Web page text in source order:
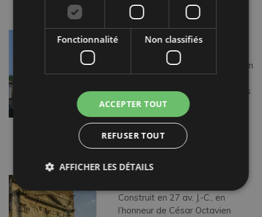
PIAZZA CAVOUR
Deuxième forum de la Rimini
romaine, la piazza Cavour joua un
rôle fondamental à partir du
Moyen Age. D’un côté, magasins
et cafés, de l’autre, une théorie
d’édifices solennels, considérés
Lire la suite…
Construit en 27 av. J.-C., en
l’honneur de César Octavien
Fonctionnalité Non classifiés
ACCEPTER TOUT
REFUSER TOUT
AFFICHER LES DÉTAILS